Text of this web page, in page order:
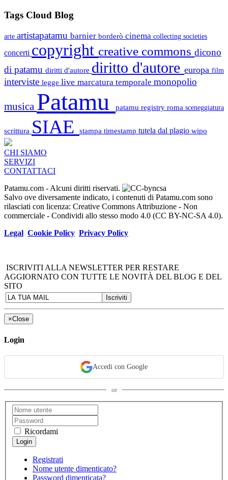
Tags Cloud Blog
arte artistapatamu barnier borderò cinema collecting societies
concerti copyright creative commons dicono
di patamu diritti d'autore diritto d'autore europa film
interviste legge live marcatura temporale monopolio
musica Patamu patamu registry roma sceneggiatura
scrittura SIAE stampa timestamp tutela dal plagio wipo
CHI SIAMO
SERVIZI
CONTATTACI
Patamu.com - Alcuni diritti riservati.
Salvo ove diversamente indicato, i contenuti di Patamu.com sono
rilasciati con licenza: Creative Commons Attribuzione - Non
commerciale - Condividi allo stesso modo 4.0 (CC BY-NC-SA 4.0).
Legal Cookie Policy Privacy Policy
ISCRIVITI ALLA NEWSLETTER PER RESTARE
AGGIORNATO CON TUTTE LE NOVITÀ DEL BLOG E DEL
SITO
×Close
Login
Accedi con Google
or
Ricordami
Registrati
Nome utente dimenticato?
Password dimenticata?